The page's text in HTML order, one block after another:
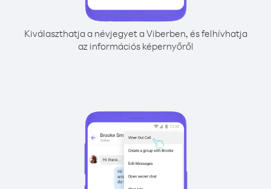
Kiválaszthatja a névjegyet a Viberben, és felhívhatja
az információs képernyőről